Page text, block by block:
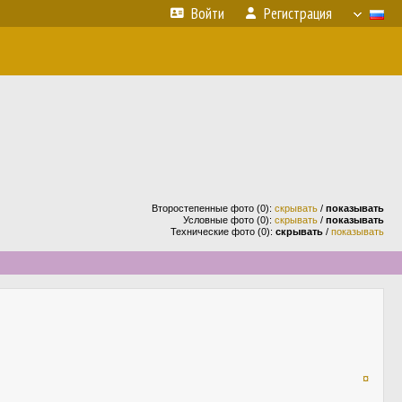
Войти Регистрация
Второстепенные фото (0): скрывать / показывать
Условные фото (0): скрывать / показывать
Технические фото (0): скрывать / показывать
¤